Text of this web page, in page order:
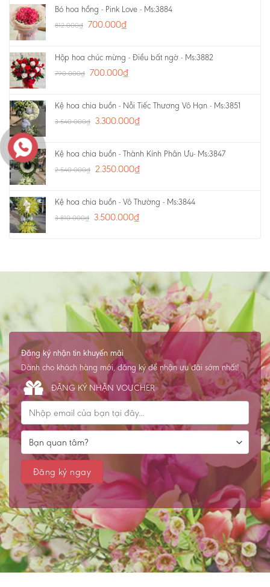
Bó hoa hồng - Pink Love - Ms:3884
812.000₫ 700.000₫
Hộp hoa chúc mừng - Điều bất ngờ - Ms:3882
790.000₫ 700.000₫
Kệ hoa chia buồn - Nỗi Tiếc Thương Vô Hạn - Ms:3851
3.540.000₫ 3.300.000₫
Kệ hoa chia buồn - Thành Kính Phân Ưu- Ms:3847
2.540.000₫ 2.350.000₫
Kệ hoa chia buồn - Vô Thường - Ms:3844
3.810.000₫ 3.500.000₫
Đăng ký nhận tin khuyến mãi
Dành cho khách hàng mới, đăng ký để nhận ưu đãi sớm nhất!
ĐĂNG KÝ NHẬN VOUCHER